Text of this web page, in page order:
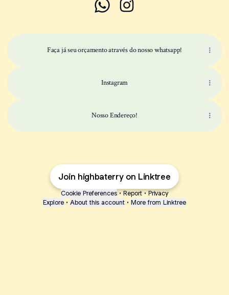
Faça já seu orçamento através do nosso whatsapp!
Instagram
Nosso Endereço!
Join highbaterry on Linktree
Cookie Preferences • Report • Privacy
Explore • About this account • More from Linktree